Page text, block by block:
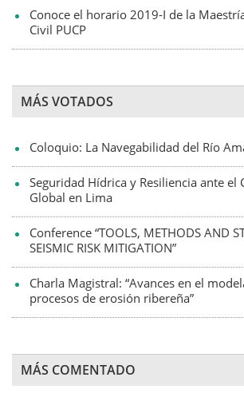
Conoce el horario 2019-I de la
Civil PUCP
MÁS VOTADOS
Coloquio: La Navegabilidad del Río
Seguridad Hídrica y Resiliencia ante el
Global en Lima
Conference “TOOLS, METHODS AND
SEISMIC RISK MITIGATION”
Charla Magistral: “Avances en el
procesos de erosión ribereña”
MÁS COMENTADO